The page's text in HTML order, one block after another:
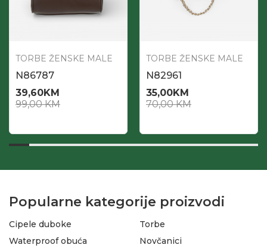
TORBE ŽENSKE MALE
N86787
39,60KM
99,00KM
TORBE ŽENSKE MALE
N82961
35,00KM
70,00KM
Popularne kategorije proizvodi
Cipele duboke
Waterproof obuća
Torbe
Novčanici